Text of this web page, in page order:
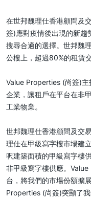
在世邦魏理仕香港顧問及
簽)應對疫情後出現的新
搜尋合適的選擇。世邦魏
公樓上，超過80%的租賃
Value Properties (尚簽)
企業，讓租戶在平台在非
工業物業。
世邦魏理仕香港顧問及交
理仕在甲級寫字樓市場建
呎建築面積的甲級寫字樓
非甲級寫字樓供應。
台，將我們的市場份額擴
Properties (尚簽)突顯了